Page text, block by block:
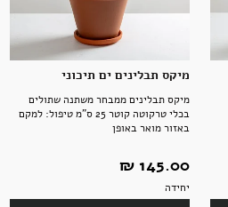
מיקס תבלינים ים תיכוני
מיקס תבלינים ממבחר משתנה שתולים
בכלי טרקוטה קוטר 25 ס"מ טיפול: למקם
באזור מואר באופן
145.00 ‏₪
יחידה